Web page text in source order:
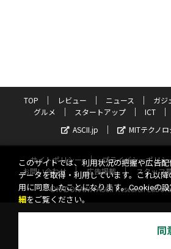
TOP レビュー ニュース ガジ
グルメ
スタートアップ ICT
ASCII.jp
MITテクノ
サイトポリシー プライバシーポリシ
お問い合わせ
広告掲載 スタッフ
©KADOKAWA ASCII Research
このサイトでは、利用状況の把握や広告
データを取得・利用しています。これ以
用に同意したことになります。Cookieの
細 をご覧ください。
同